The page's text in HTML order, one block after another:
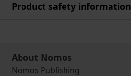
Product safety information
About Nomos
Nomos Publishing